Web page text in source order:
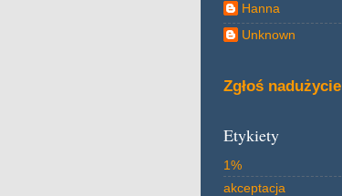
Hanna
Unknown
Zgłoś nadużycie
Etykiety
1%
akceptacja